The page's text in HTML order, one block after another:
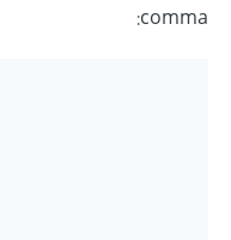
comma: